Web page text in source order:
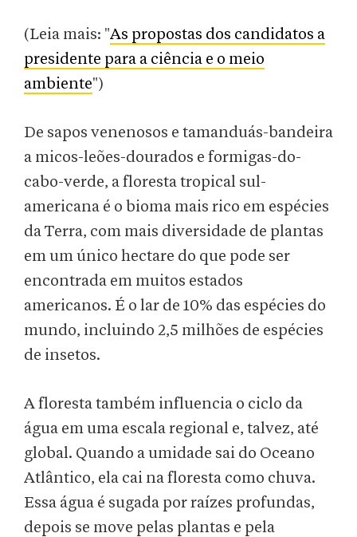
(Leia mais: "As propostas dos candidatos a
presidente para a ciência e o meio
ambiente")
De sapos venenosos e tamanduás-bandeira
a micos-leões-dourados e formigas-do-
cabo-verde, a floresta tropical sul-
americana é o bioma mais rico em espécies
da Terra, com mais diversidade de plantas
em um único hectare do que pode ser
encontrada em muitos estados
americanos. É o lar de 10% das espécies do
mundo, incluindo 2,5 milhões de espécies
de insetos.
A floresta também influencia o ciclo da
água em uma escala regional e, talvez, até
global. Quando a umidade sai do Oceano
Atlântico, ela cai na floresta como chuva.
Essa água é sugada por raízes profundas,
depois se move pelas plantas e pela